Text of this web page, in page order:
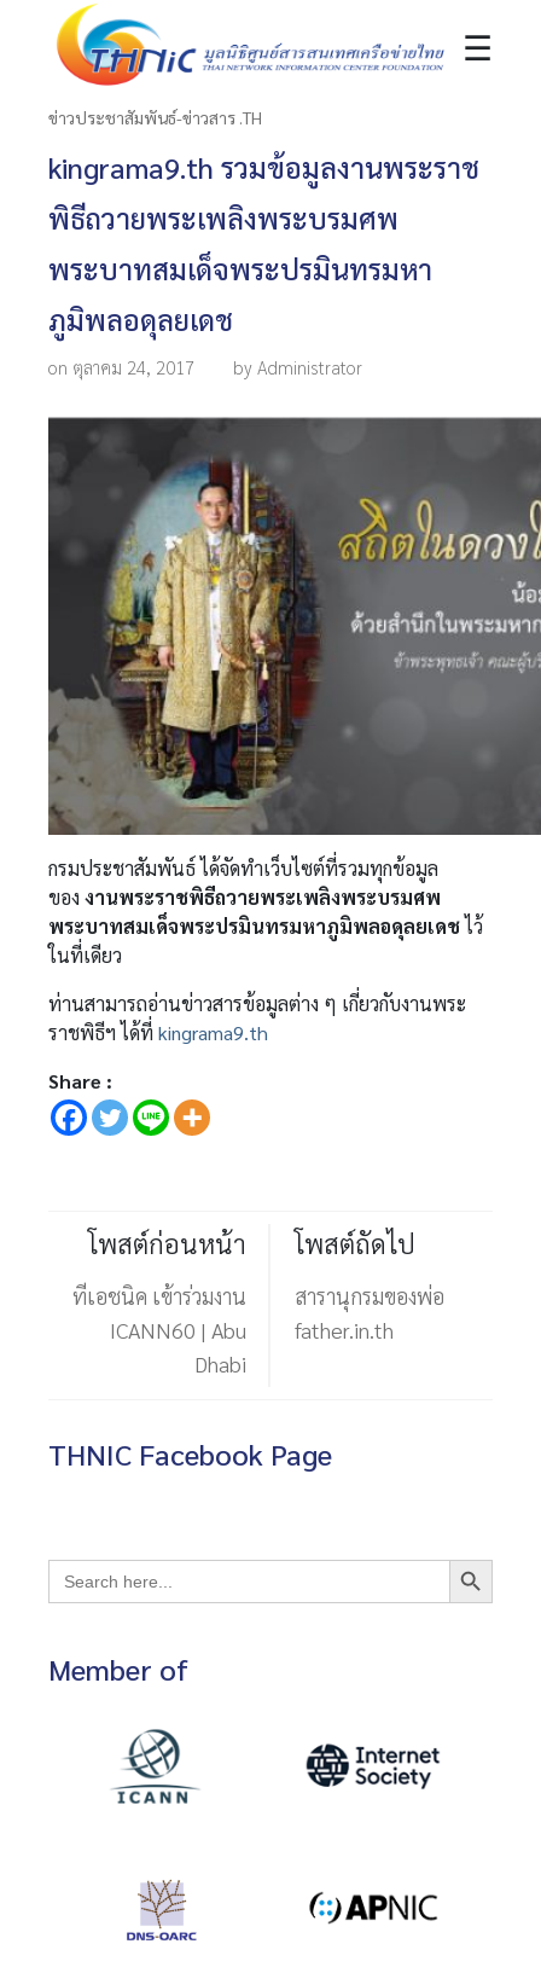
☰
ข่าวประชาสัมพันธ์-ข่าวสาร .TH
kingrama9.th รวมข้อมูลงานพระราช
พิธีถวายพระเพลิงพระบรมศพ
พระบาทสมเด็จพระปรมินทรมหา
ภูมิพลอดุลยเดช
on ตุลาคม 24, 2017 by Administrator
กรมประชาสัมพันธ์ ได้จัดทำเว็บไซต์ที่รวมทุกข้อมูล
ของงานพระราชพิธีถวายพระเพลิงพระบรมศพ
พระบาทสมเด็จพระปรมินทรมหาภูมิพลอดุลยเดชไว้
ในที่เดียว
ท่านสามารถอ่านข่าวสารข้อมูลต่าง ๆ เกี่ยวกับงานพระ
ราชพิธีฯ ได้ที่kingrama9.th
Share :
โพสต์ก่อนหน้า
ทีเอชนิค เข้าร่วมงาน
ICANN60 | Abu
Dhabi
โพสต์ถัดไป
สารานุกรมของพ่อ
father.in.th
THNIC Facebook Page
Search
for:
Search Button
Member of